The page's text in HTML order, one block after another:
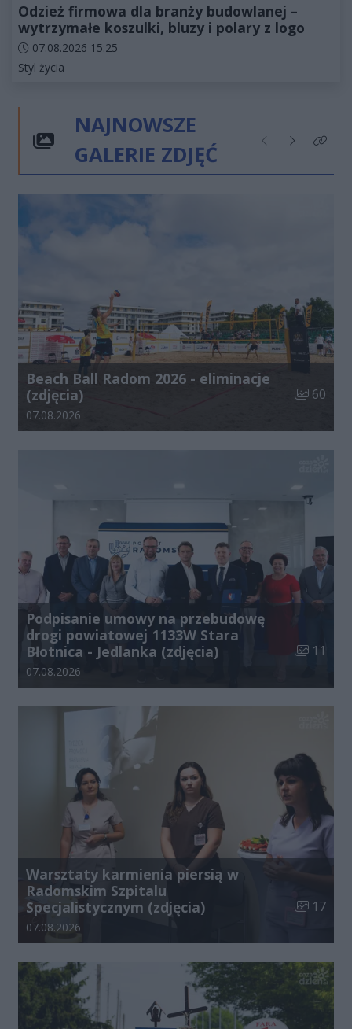
Odzież firmowa dla branży budowlanej –
wytrzymałe koszulki, bluzy i polary z logo
Data dodania artykułu:
07.08.2026 15:25
Kategorie artykułu:
Styl życia
NAJNOWSZE
GALERIE ZDJĘĆ
Poprzednie
NastępneKliknij
Beach Ball Radom 2026 - eliminacje
(zdjęcia)
Liczba
60
Data dodania galerii:
07.08.2026
Podpisanie umowy na przebudowę
drogi powiatowej 1133W Stara
Błotnica - Jedlanka (zdjęcia)
Liczba
11
Data dodania galerii:
07.08.2026
Warsztaty karmienia piersią w
Radomskim Szpitalu
Specjalistycznym (zdjęcia)
Liczba
17
Data dodania galerii:
07.08.2026